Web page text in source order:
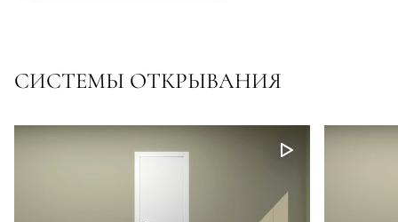
СИСТЕМЫ ОТКРЫВАНИЯ